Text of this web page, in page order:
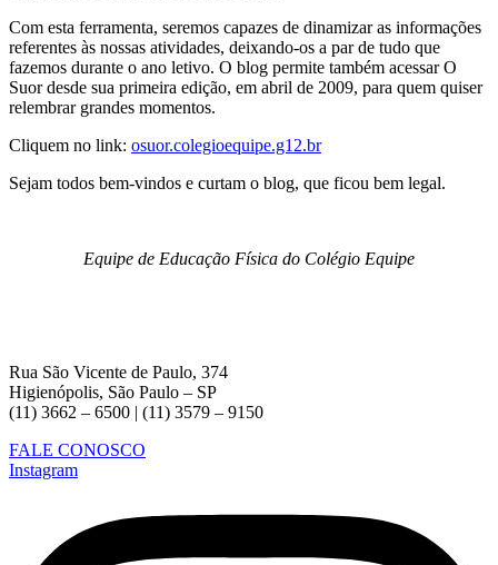
Com esta ferramenta, seremos capazes de dinamizar as informações
referentes às nossas atividades, deixando-os a par de tudo que
fazemos durante o ano letivo. O blog permite também acessar O
Suor desde sua primeira edição, em abril de 2009, para quem quiser
relembrar grandes momentos.
Cliquem no link: osuor.colegioequipe.g12.br
Sejam todos bem-vindos e curtam o blog, que ficou bem legal.
Equipe de Educação Física do Colégio Equipe
Rua São Vicente de Paulo, 374
Higienópolis, São Paulo – SP
(11) 3662 – 6500 | (11) 3579 – 9150
FALE CONOSCO
Instagram